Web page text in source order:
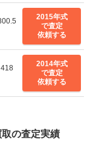
2015年式
で査定
依頼する
2014年式
で査定
依頼する
の査定実績